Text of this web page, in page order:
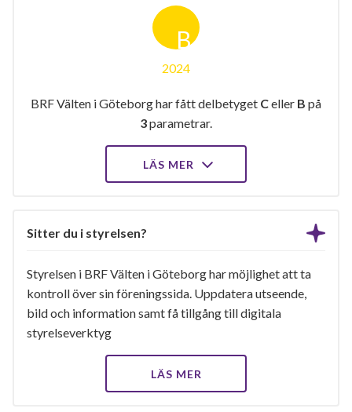
B
2024
BRF Välten i Göteborg har fått delbetyget Celler B på
3parametrar.
LÄS MER
Sitter du i styrelsen?
Styrelsen i BRF Välten i Göteborg har möjlighet att ta
kontroll över sin föreningssida. Uppdatera utseende,
bild och information samt få tillgång till digitala
styrelseverktyg
LÄS MER